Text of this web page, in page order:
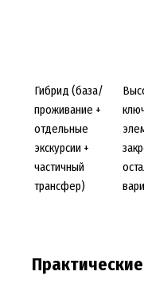
Гибрид (база/
проживание +
отдельные
экскурсии +
частичный
трансфер)